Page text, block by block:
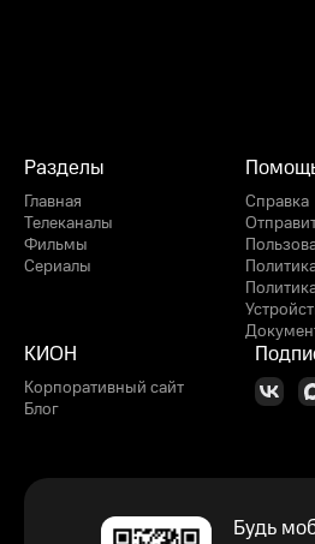
Разделы
Главная
Телеканалы
Фильмы
Сериалы
Справка
КИОН
Корпоративный сайт
Блог
Будь